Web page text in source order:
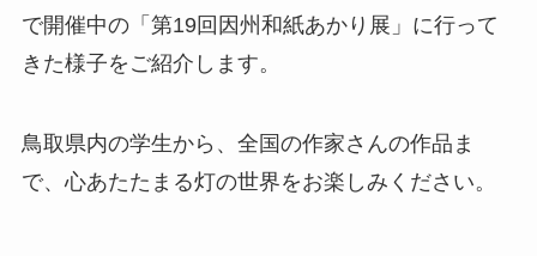
で開催中の「第19回因州和紙あかり展」に行って
きた様子をご紹介します。
鳥取県内の学生から、全国の作家さんの作品ま
で、心あたたまる灯の世界をお楽しみください。